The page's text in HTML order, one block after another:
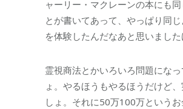
ャーリー・マクレーンの本にも同
とが書いてあって、やっぱり同
を体験したんだなあと思いました
霊視商法とかいろいろ問題にな
ょ。やるほうもやるほうだけど
しょ。それに50万100万という